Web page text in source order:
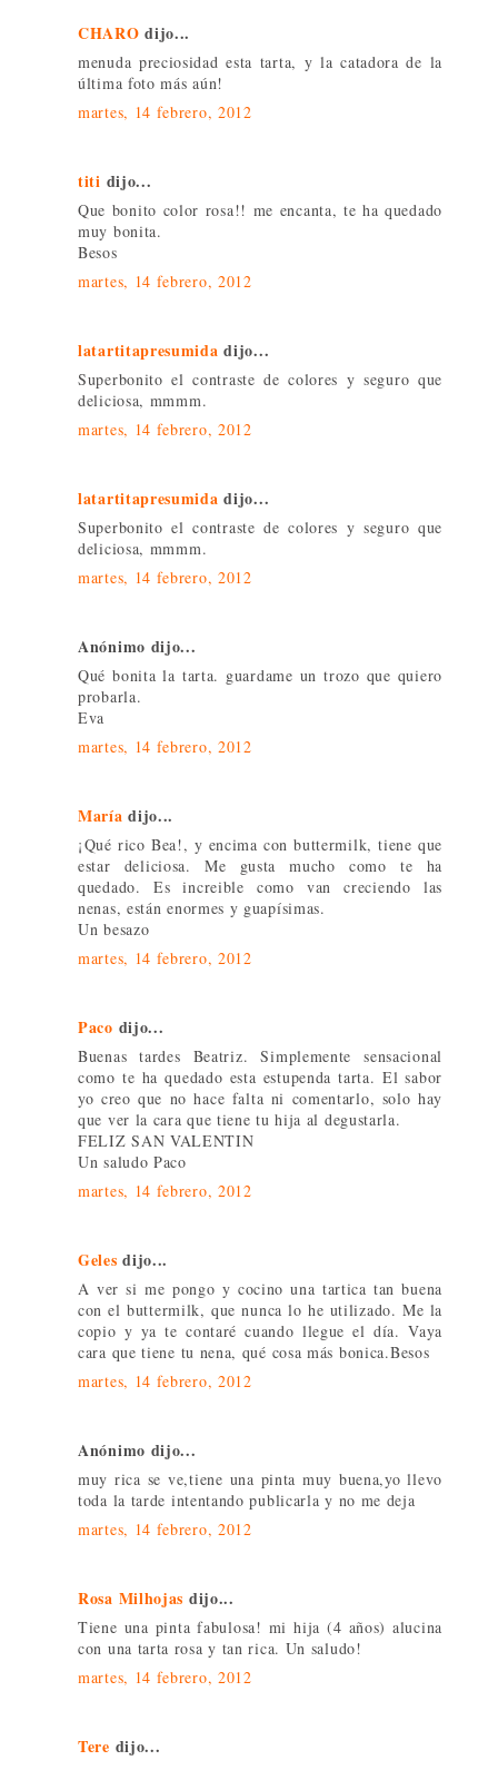
CHARO dijo...
menuda preciosidad esta tarta, y la catadora de la
última foto más aún!
martes, 14 febrero, 2012
titi dijo...
Que bonito color rosa!! me encanta, te ha quedado
muy bonita.
Besos
martes, 14 febrero, 2012
latartitapresumida dijo...
Superbonito el contraste de colores y seguro que
deliciosa, mmmm.
martes, 14 febrero, 2012
latartitapresumida dijo...
Superbonito el contraste de colores y seguro que
deliciosa, mmmm.
martes, 14 febrero, 2012
Anónimo dijo...
Qué bonita la tarta. guardame un trozo que quiero
probarla.
Eva
martes, 14 febrero, 2012
María dijo...
¡Qué rico Bea!, y encima con buttermilk, tiene que
estar deliciosa. Me gusta mucho como te ha
quedado. Es increible como van creciendo las
nenas, están enormes y guapísimas.
Un besazo
martes, 14 febrero, 2012
Paco dijo...
Buenas tardes Beatriz. Simplemente sensacional
como te ha quedado esta estupenda tarta. El sabor
yo creo que no hace falta ni comentarlo, solo hay
que ver la cara que tiene tu hija al degustarla.
FELIZ SAN VALENTIN
Un saludo Paco
martes, 14 febrero, 2012
Geles dijo...
A ver si me pongo y cocino una tartica tan buena
con el buttermilk, que nunca lo he utilizado. Me la
copio y ya te contaré cuando llegue el día. Vaya
cara que tiene tu nena, qué cosa más bonica.Besos
martes, 14 febrero, 2012
Anónimo dijo...
muy rica se ve,tiene una pinta muy buena,yo llevo
toda la tarde intentando publicarla y no me deja
martes, 14 febrero, 2012
Rosa Milhojas dijo...
Tiene una pinta fabulosa! mi hija (4 años) alucina
con una tarta rosa y tan rica. Un saludo!
martes, 14 febrero, 2012
Tere dijo...